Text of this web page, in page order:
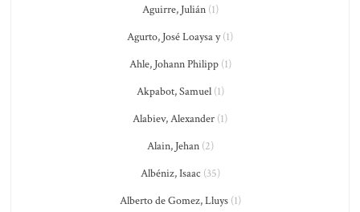
Aguirre, Julián(1)
Agurto, José Loaysa y(1)
Ahle, Johann Philipp(1)
Akpabot, Samuel(1)
Alabiev, Alexander (1)
Alain, Jehan(2)
Albéniz, Isaac (35)
Alberto de Gomez, Lluys(1)